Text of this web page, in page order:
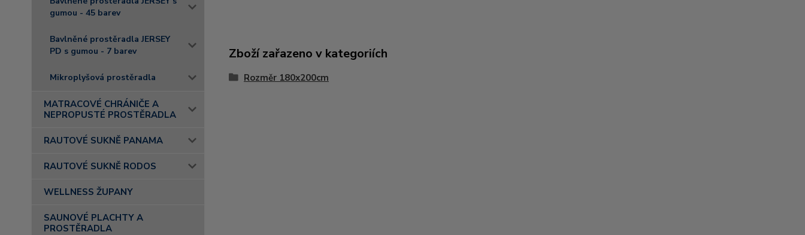
gumou - 45 barev
Bavlněné prostěradla JERSEY
PD s gumou - 7 barev
Mikroplyšová prostěradla
MATRACOVÉ CHRÁNIČE A
NEPROPUSTÉ PROSTĚRADLA
RAUTOVÉ SUKNĚ PANAMA
RAUTOVÉ SUKNĚ RODOS
WELLNESS ŽUPANY
SAUNOVÉ PLACHTY A
PROSTĚRADLA
Zboží zařazeno v kategoriích
Rozměr 180x200cm